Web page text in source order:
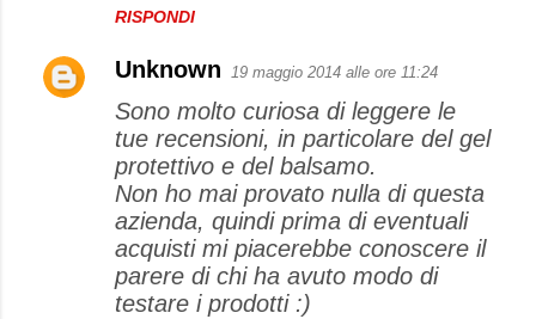
RISPONDI
Unknown 19 maggio 2014 alle ore 11:24
Sono molto curiosa di leggere le
tue recensioni, in particolare del gel
protettivo e del balsamo.
Non ho mai provato nulla di questa
azienda, quindi prima di eventuali
acquisti mi piacerebbe conoscere il
parere di chi ha avuto modo di
testare i prodotti :)